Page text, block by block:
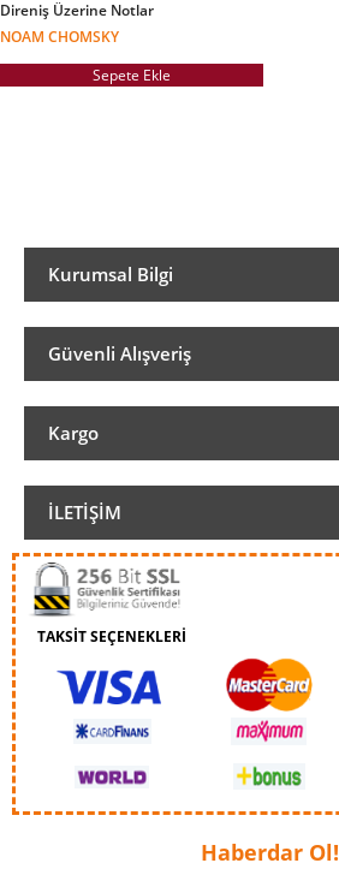
Direniş Üzerine Notlar
NOAM CHOMSKY
Sepete Ekle
Kurumsal Bilgi
Güvenli Alışveriş
Kargo
İLETIŞIM
TAKSİT SEÇENEKLERİ
Haberdar Ol!